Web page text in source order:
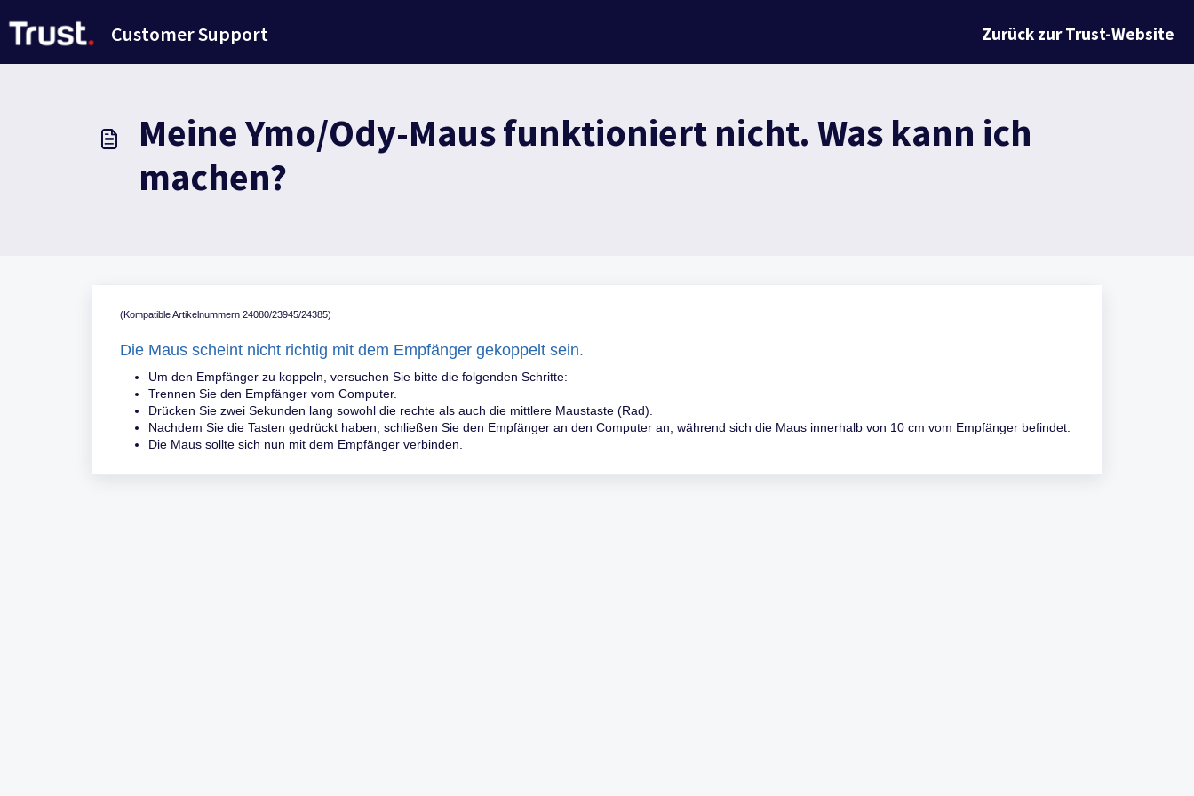
Customer Support Zurück zur Trust-Website
Meine Ymo/Ody-Maus funktioniert nicht. Was kann ich
machen?
(Kompatible Artikelnummern 24080/23945/24385)
Die Maus scheint nicht richtig mit dem Empfänger gekoppelt sein.
Um den Empfänger zu koppeln, versuchen Sie bitte die folgenden Schritte:
Trennen Sie den Empfänger vom Computer.
Drücken Sie zwei Sekunden lang sowohl die rechte als auch die mittlere Maustaste (Rad).
Nachdem Sie die Tasten gedrückt haben, schließen Sie den Empfänger an den Computer an, während sich die Maus innerhalb von 10 cm vom Empfänger befindet.
Die Maus sollte sich nun mit dem Empfänger verbinden.